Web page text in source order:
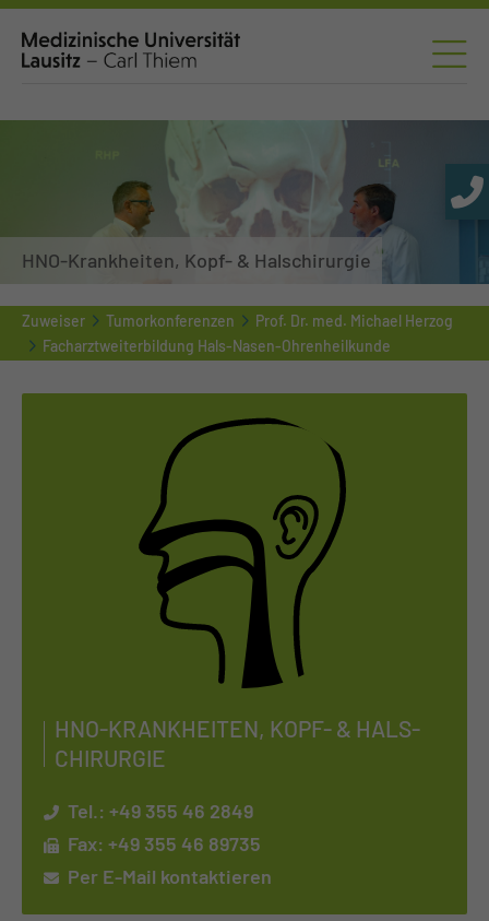
HNO-Krankheiten, Kopf- & Halschirurgie
Zuweiser Tumorkonferenzen
Prof. Dr. med. Michael Herzog
Facharztweiterbildung Hals-Nasen-Ohrenheilkunde
HNO-KRANK­HEI­TEN, KOPF- & HALS­
CHIR­UR­GIE
Tel.: +49 355 46 2849
Fax: +49 355 46 89735
Per E-Mail kontaktieren